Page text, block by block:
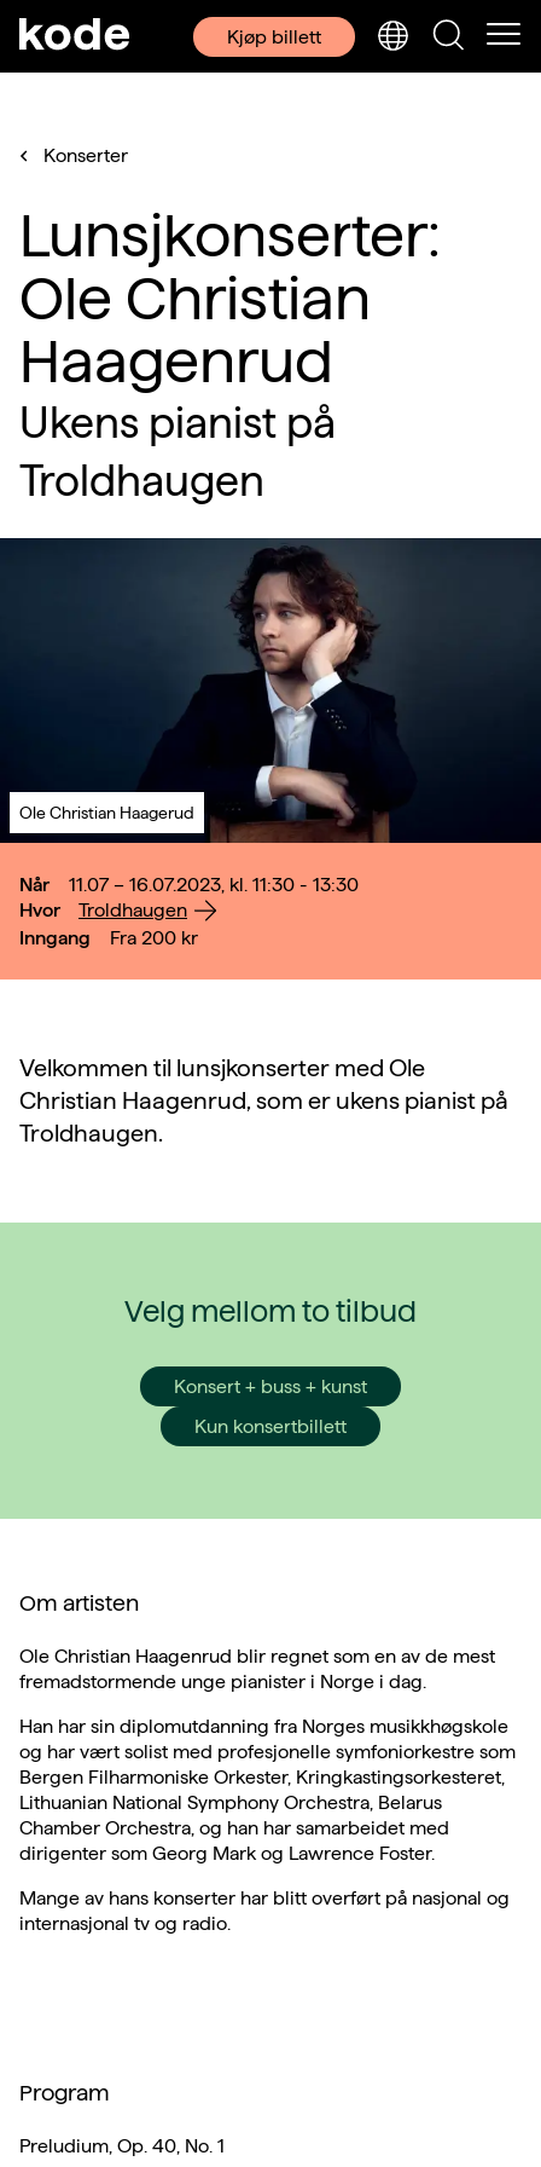
Kjøp billett
Konserter
Lunsjkonserter:
Ole Christian
Haagenrud
Ukens pianist på
Troldhaugen
Ole Christian Haagerud
Når
11.07 – 16.07.2023, kl. 11:30 - 13:30
Hvor
Troldhaugen
Inngang
Fra 200 kr
Velkommen til lunsjkonserter med Ole
Christian Haagenrud, som er ukens pianist på
Troldhaugen.
Velg mellom to tilbud
Konsert + buss + kunst
Kun konsertbillett
Om artisten
Ole Christian Haagenrud blir regnet som en av de mest
fremadstormende unge pianister i Norge i dag.
Han har sin diplomutdanning fra Norges musikkhøgskole
og har vært solist med profesjonelle symfoniorkestre som
Bergen Filharmoniske Orkester, Kringkastingsorkesteret,
Lithuanian National Symphony Orchestra, Belarus
Chamber Orchestra, og han har samarbeidet med
dirigenter som Georg Mark og Lawrence Foster.
Mange av hans konserter har blitt overført på nasjonal og
internasjonal tv og radio.
Program
Preludium, Op. 40, No. 1